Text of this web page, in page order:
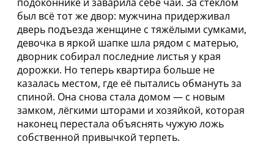
был всё тот же двор: мужчина придерживал
дверь подъезда женщине с тяжёлыми сумками,
девочка в яркой шапке шла рядом с матерью,
дворник собирал последние листья у края
дорожки. Но теперь квартира больше не
казалась местом, где её пытались обмануть за
спиной. Она снова стала домом — с новым
замком, лёгкими шторами и хозяйкой, которая
наконец перестала объяснять чужую ложь
собственной привычкой терпеть.